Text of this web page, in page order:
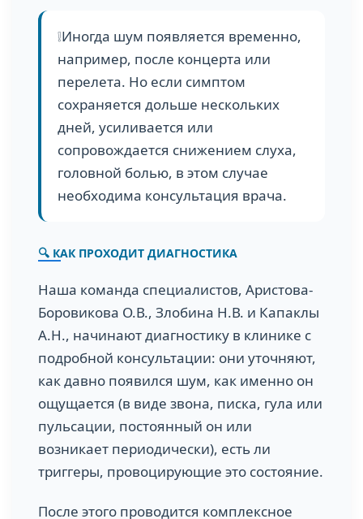
❕Иногда шум появляется временно,
например, после концерта или
перелета. Но если симптом
сохраняется дольше нескольких
дней, усиливается или
сопровождается снижением слуха,
головной болью, в этом случае
необходима консультация врача.
🔍 КАК ПРОХОДИТ ДИАГНОСТИКА
Наша команда специалистов, Аристова-
Боровикова О.В., Злобина Н.В. и Капаклы
А.Н., начинают диагностику в клинике с
подробной консультации: они уточняют,
как давно появился шум, как именно он
ощущается (в виде звона, писка, гула или
пульсации, постоянный он или
возникает периодически), есть ли
триггеры, провоцирующие это состояние.
После этого проводится комплексное